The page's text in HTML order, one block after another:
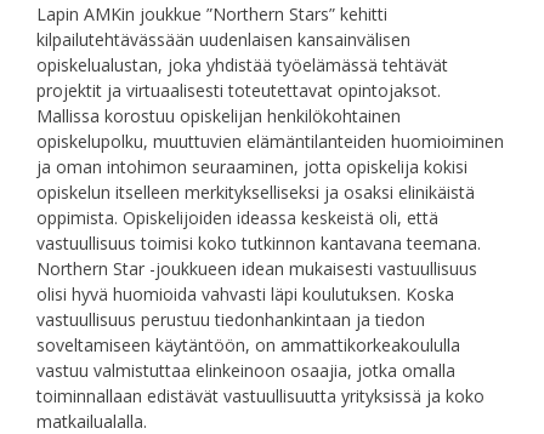
Lapin AMKin joukkue ”Northern Stars” kehitti
kilpailutehtävässään uudenlaisen kansainvälisen
opiskelualustan, joka yhdistää työelämässä tehtävät
projektit ja virtuaalisesti toteutettavat opintojaksot.
Mallissa korostuu opiskelijan henkilökohtainen
opiskelupolku, muuttuvien elämäntilanteiden huomioiminen
ja oman intohimon seuraaminen, jotta opiskelija kokisi
opiskelun itselleen merkitykselliseksi ja osaksi elinikäistä
oppimista. Opiskelijoiden ideassa keskeistä oli, että
vastuullisuus toimisi koko tutkinnon kantavana teemana.
Northern Star -joukkueen idean mukaisesti vastuullisuus
olisi hyvä huomioida vahvasti läpi koulutuksen. Koska
vastuullisuus perustuu tiedonhankintaan ja tiedon
soveltamiseen käytäntöön, on ammattikorkeakoululla
vastuu valmistuttaa elinkeinoon osaajia, jotka omalla
toiminnallaan edistävät vastuullisuutta yrityksissä ja koko
matkailualalla.